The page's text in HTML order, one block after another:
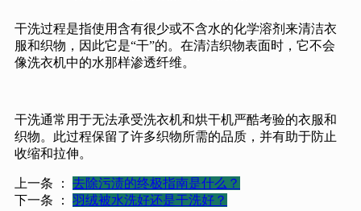
干洗过程是指使用含有很少或不含水的化学溶剂来清洁衣
服和织物，因此它是“干”的。在清洁织物表面时，它不会
像洗衣机中的水那样渗透纤维。
干洗通常用于无法承受洗衣机和烘干机严酷考验的衣服和
织物。此过程保留了许多织物所需的品质，并有助于防止
收缩和拉伸。
上一条 ：
去除污渍的终极指南是什么？
下一条 ：
羽绒被水洗好还是干洗好？